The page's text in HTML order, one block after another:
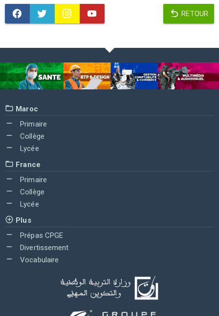
RETOUR
Maroc
Primaire
Collège
Lycée
France
Primaire
Collège
Lycée
Plus
Prépas CPGE
Divertissement
Vocabulaire